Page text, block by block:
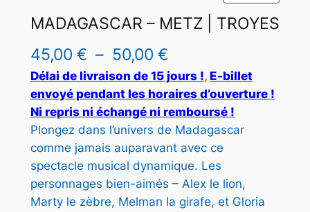
R
O
E
MADAGASCAR – METZ | TROYES
45,00 € – 50,00 €P
l
a
g
e
d
e
Délai de livraison de 15 jours !, E-billet
envoyé pendant les horaires d’ouverture !
Ni repris ni échangé ni remboursé !
Plongez dans l’univers de Madagascar
comme jamais auparavant avec ce
spectacle musical dynamique. Les
personnages bien-aimés – Alex le lion,
Marty le zèbre, Melman la girafe, et Gloria